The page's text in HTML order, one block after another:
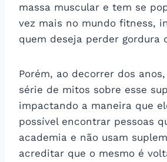
massa muscular e tem se
vez mais no mundo fitness,
quem deseja perder gordura
Porém, ao decorrer dos
série de mitos sobre esse
impactando a maneira que
possível encontrar pessoas
academia e não usam
acreditar que o mesmo é